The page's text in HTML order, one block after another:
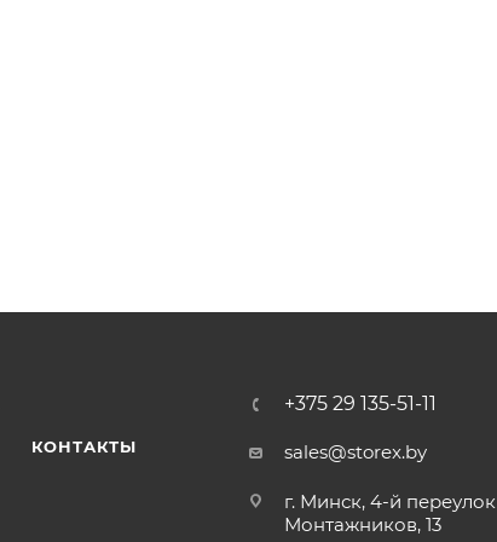
КОНТАКТЫ
+375 29 135-51-11
sales@storex.by
г. Минск, 4-й переулок
Монтажников, 13